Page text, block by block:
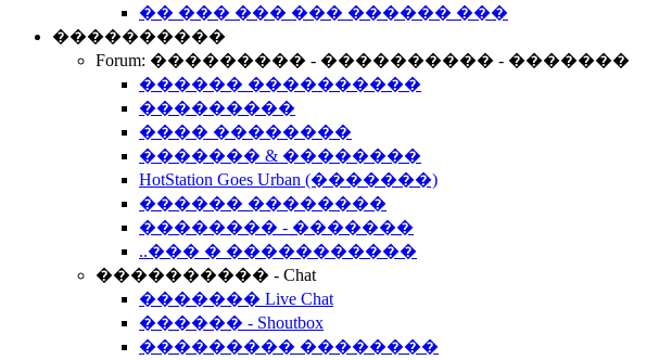
�� ��� ��� ��� ������ ���
����������
Forum: ��������� - ���������� - �������
������ ����������
���������
���� ��������
������� & ��������
HotStation Goes Urban (�������)
������ ��������
�������� - �������
..��� � �����������
���������� - Chat
������� Live Chat
������ - Shoutbox
��������� ��������